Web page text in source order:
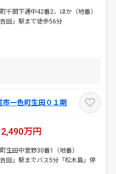
千間下通中42番2、ほか（地番）
田」駅まで徒歩56分
市一色町生田０１期
万円
生田中萱野30番1（地番）
田」駅までバス5分「松木島」停